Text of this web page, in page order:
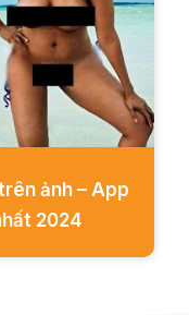
ảnh – App
2024